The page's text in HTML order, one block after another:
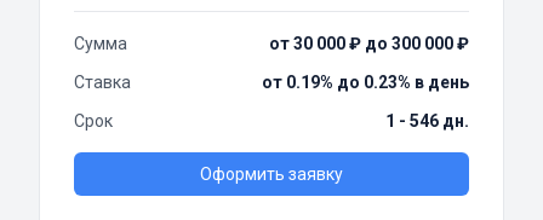
Сумма
от 30 000 ₽ до 300 000 ₽
Ставка
от 0.19% до 0.23% в день
Срок
1 - 546 дн.
Оформить заявку